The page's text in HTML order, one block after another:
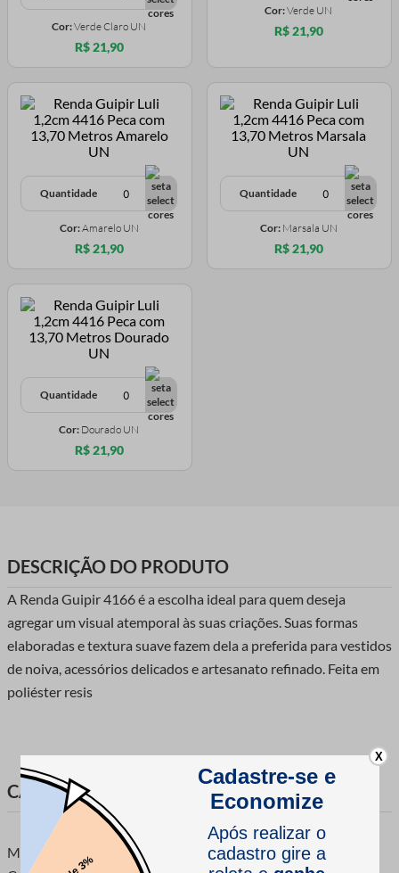
Cor:Verde Claro UN
R$ 21,90
Cor:Verde UN
R$ 21,90
Quantidade
Cor:Amarelo UN
R$ 21,90
Quantidade
Cor: Marsala UN
R$ 21,90
Quantidade
Cor: Dourado UN
R$ 21,90
DESCRIÇÃO DO PRODUTO
A Renda Guipir 4166 é a escolha ideal para quem deseja
agregar um visual atemporal às suas criações. Suas formas
elaboradas e textura suave fazem dela a preferida para vestidos
de noiva, acessórios delicados e artesanato refinado. Feita em
poliéster resis
CARACTERÍSTICAS DO PRODUTO
Marca: Luli
X